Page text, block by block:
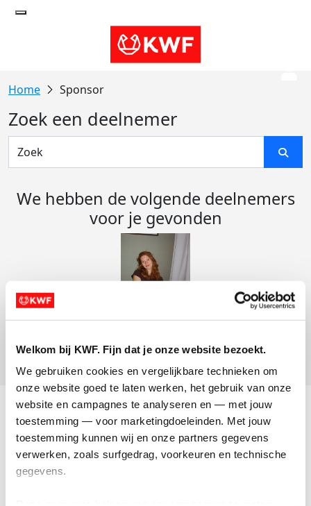
Welkom bij KWF. Fijn dat je onze website bezoekt.
We gebruiken cookies en vergelijkbare technieken om
onze website goed te laten werken, het gebruik van onze
website en campagnes te analyseren en — met jouw
toestemming — voor marketingdoeleinden. Met jouw
toestemming kunnen wij en onze partners gegevens
verwerken, zoals surfgedrag, voorkeuren en technische
gegevens.
Sponsor
Zoek een deelnemer
We hebben de volgende deelnemers
voor je gevonden
Opgehaald:
Acties
Actiematerialen
Evenementen
Kom in actie